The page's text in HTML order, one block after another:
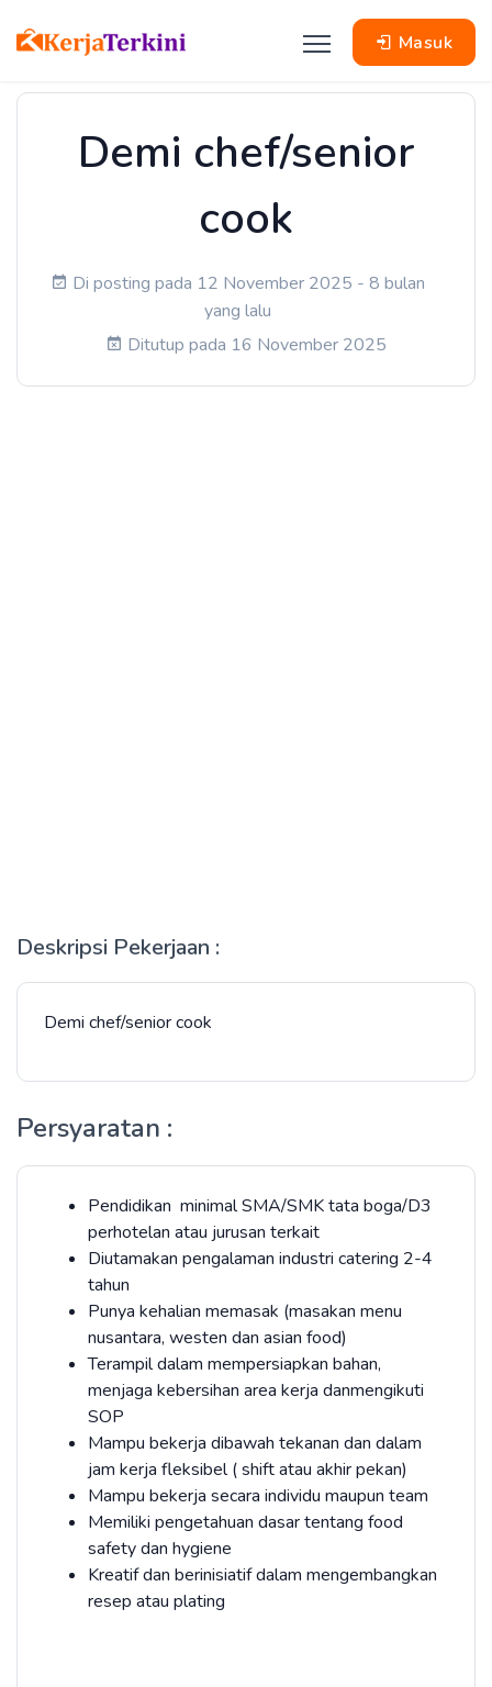
Masuk
Demi chef/senior
cook
Di posting pada 12 November 2025 - 8 bulan
yang lalu
Ditutup pada 16 November 2025
Deskripsi Pekerjaan :
Demi chef/senior cook
Persyaratan :
Pendidikan minimal SMA/SMK tata boga/D3
perhotelan atau jurusan terkait
Diutamakan pengalaman industri catering 2-4
tahun
Punya kehalian memasak (masakan menu
nusantara, westen dan asian food)
Terampil dalam mempersiapkan bahan,
menjaga kebersihan area kerja danmengikuti
SOP
Mampu bekerja dibawah tekanan dan dalam
jam kerja fleksibel ( shift atau akhir pekan)
Mampu bekerja secara individu maupun team
Memiliki pengetahuan dasar tentang food
safety dan hygiene
Kreatif dan berinisiatif dalam mengembangkan
resep atau plating